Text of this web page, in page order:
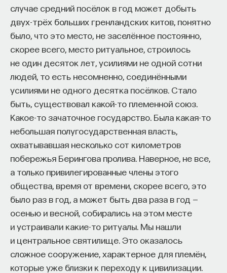
случае средний посёлок в год может добыть
двух-трёх больших гренландских китов, понятно
было, что это место, не заселённое постоянно,
скорее всего, место ритуальное, строилось
не один десяток лет, усилиями не одной сотни
людей, то есть несомненно, соединёнными
усилиями не одного десятка посёлков. Стало
быть, существовал какой-то племенной союз.
Какое-то зачаточное государство. Была какая-то
небольшая полугосударственная власть,
охватывавшая несколько сот километров
побережья Берингова пролива. Наверное, не все,
а только привилегированные члены этого
общества, время от времени, скорее всего, это
было раз в год, а может быть два раза в год —
осенью и весной, собирались на этом месте
и устраивали какие-то ритуалы. Мы нашли
и центральное святилище. Это оказалось
сложное сооружение, характерное для племён,
которые уже близки к переходу к цивилизации.